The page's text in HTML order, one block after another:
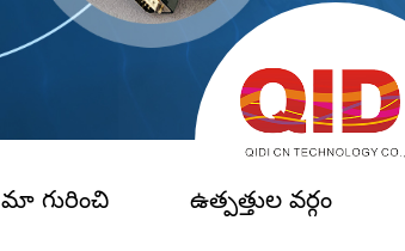
మా గురించి ఉత్పత్తుల వర్గం